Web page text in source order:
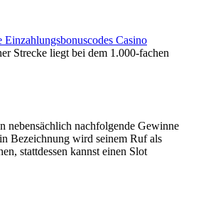
Einzahlungsbonuscodes Casino
Strecke liegt bei dem 1.000-fachen
nebensächlich nachfolgende Gewinne
Bezeichnung wird seinem Ruf als
stattdessen kannst einen Slot